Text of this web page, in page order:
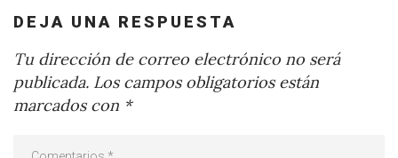
DEJA UNA RESPUESTA
Tu dirección de correo electrónico no será
publicada. Los campos obligatorios están
marcados con *